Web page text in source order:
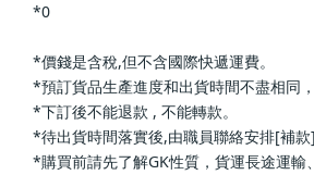
*0
*價錢是含稅,但不含國際快遞
*預訂貨品生產進度和出貨時間不盡
*下訂後不能退款 , 不能轉款
*待出貨時間落實後,由職員聯
*購買前請先了解GK性質，貨運長